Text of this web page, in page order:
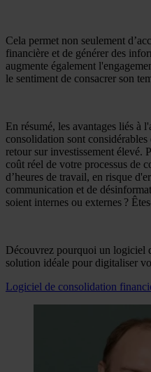
Cela permet non seulement
financière et de générer des
augmente également
le sentiment de consacrer son
En résumé, les avantages liés à
consolidation sont
retour sur investissement élevé.
coût réel de votre processus de
d’heures de travail, en risque
communication et de
soient internes ou externes ?
Découvrez pourquoi un logiciel
solution idéale pour digitaliser
Logiciel de consolidation